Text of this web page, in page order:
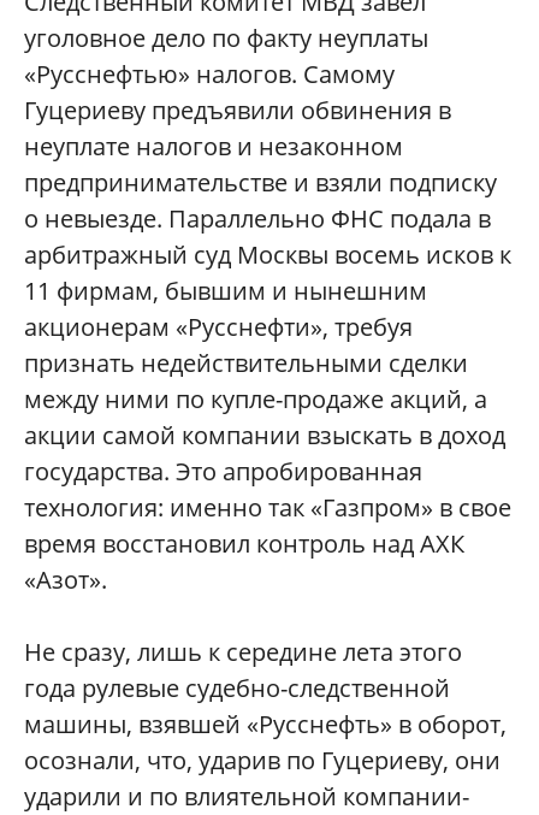
уголовное дело по факту неуплаты
«Русснефтью» налогов. Самому
Гуцериеву предъявили обвинения в
неуплате налогов и незаконном
предпринимательстве и взяли подписку
о невыезде. Параллельно ФНС подала в
арбитражный суд Москвы восемь исков к
11 фирмам, бывшим и нынешним
акционерам «Русснефти», требуя
признать недействительными сделки
между ними по купле-продаже акций, а
акции самой компании взыскать в доход
государства. Это апробированная
технология: именно так «Газпром» в свое
время восстановил контроль над АХК
«Азот».
Не сразу, лишь к середине лета этого
года рулевые судебно-следственной
машины, взявшей «Русснефть» в оборот,
осознали, что, ударив по Гуцериеву, они
ударили и по влиятельной компании-